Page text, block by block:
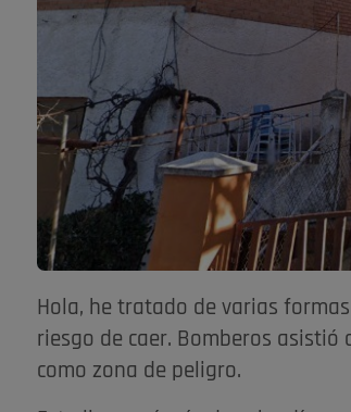
Hola, he tratado de varias
riesgo de caer. Bomberos
como zona de peligro.